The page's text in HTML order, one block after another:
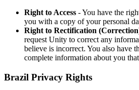
Right to Access - You have the
you with a copy of your personal
Right to Rectification
request Unity to correct any
believe is incorrect. You also have
complete information about you
Brazil Privacy Rights